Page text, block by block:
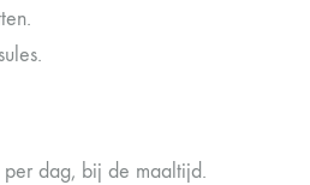
dag, bij de maaltijd.